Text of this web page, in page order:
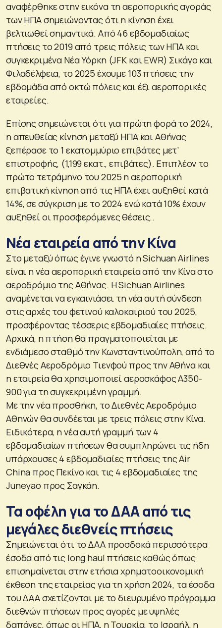
αναφέρθηκε στην εικόνα τη αεροπορικής αγοράς
των ΗΠΑ σημειώνοντας ότι η κίνηση έχει
βελτιωθεί σημαντικά. Από 46 εβδομαδιαίως
πτήσεις το 2019 από τρεις πόλεις των ΗΠΑ και
συγκεκριμένα Νέα Υόρκη (JFK και EWR) Σικάγο και
Φιλαδέλφεια, το 2025 έχουμε 103 πτήσεις την
εβδομάδα από οκτώ πόλεις και έξι αεροπορικές
εταιρείες.
Επίσης σημειώνεται ότι για πρώτη φορά το 2024,
η απευθείας κίνηση μεταξύ ΗΠΑ και Αθήνας
ξεπέρασε το 1 εκατομμύριο επιβάτες μετ’
επιστροφής, (1,199 εκατ., επιβάτες). Επιπλέον το
πρώτο τετράμηνο του 2025 η αεροπορική
επιβατική κίνηση από τις ΗΠΑ έχει αυξηθεί κατά
14%, σε σύγκριση με το 2024 ενώ κατά 10% έχουν
αυξηθεί οι προσφερόμενες θέσεις..
Νέα εταιρεία από την Κίνα
Στο μεταξύ όπως έγινε γνωστό η Sichuan Airlines
είναι η νέα αεροπορική εταιρεία από την Κίνα στο
αεροδρόμιο της Αθήνας. Η Sichuan Airlines
αναμένεται να εγκαινιάσει τη νέα αυτή σύνδεση
στις αρχές του φετινού καλοκαιριού του 2025,
προσφέροντας τέσσερις εβδομαδιαίες πτήσεις.
Αρχικά, η πτήση θα πραγματοποιείται με
ενδιάμεσο σταθμό την Κωνσταντινούπολη, από το
Διεθνές Αεροδρόμιο Τιενφού προς την Αθήνα και
η εταιρεία θα χρησιμοποιεί αεροσκάφος A350-
900 για τη συγκεκριμένη γραμμή.
Με την νέα προσθήκη, το Διεθνές Αεροδρόμιο
Αθηνών θα συνδέεται με τρεις πόλεις στην Κίνα.
Ειδικότερα, η νέα αυτή γραμμή των 4
εβδομαδιαίων πτήσεων θα συμπληρώνει τις ήδη
υπάρχουσες 4 εβδομαδιαίες πτήσεις της Air
China προς Πεκίνο και τις 4 εβδομαδιαίες της
Juneyao προς Σαγκάη.
Τα οφέλη για το ΔΑΑ από τις
μεγάλες διεθνείς πτήσεις
Σημειώνεται ότι το ΔΑΑ προσδοκά περισσότερα
έσοδα από τις long haul πτήσεις καθώς όπως
επισημαίνεται στην ετήσια χρηματοοικονομική
έκθεση της εταιρείας για τη χρήση 2024, τα έσοδα
του ΔΑΑ σχετίζονται με το διευρυμένο πρόγραμμα
διεθνών πτήσεων προς αγορές με υψηλές
δαπάνες, όπως οι ΗΠΑ, η Τουρκία, το Ισραήλ, η